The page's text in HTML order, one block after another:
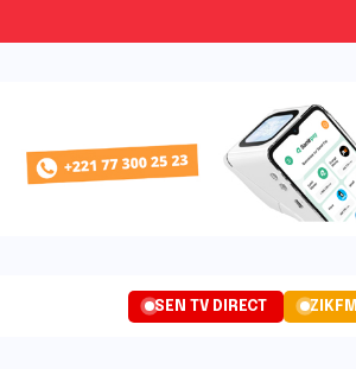
SEN TV DIRECT ZIKFM